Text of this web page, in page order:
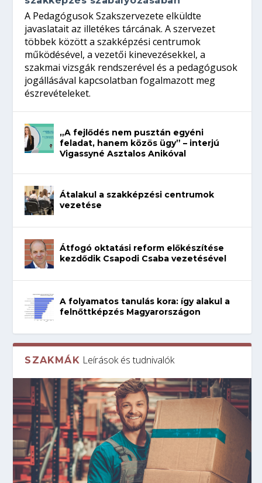
A Pedagógusok Szakszervezete elküldte
javaslatait az illetékes tárcának. A szervezet
többek között a szakképzési centrumok
működésével, a vezetői kinevezésekkel, a
szakmai vizsgák rendszerével és a pedagógusok
jogállásával kapcsolatban fogalmazott meg
észrevételeket.
„A fejlődés nem pusztán egyéni
feladat, hanem közös ügy” – interjú
Vigassyné Asztalos Anikóval
Átalakul a szakképzési centrumok
vezetése
Átfogó oktatási reform előkészítése
kezdődik Csapodi Csaba vezetésével
A folyamatos tanulás kora: így alakul a
felnőttképzés Magyarországon
SZAKMÁK Leírások és tudnivalók